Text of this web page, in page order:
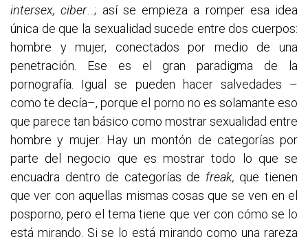
intersex, ciber…; así se empieza a romper esa idea
única de que la sexualidad sucede entre dos cuerpos:
hombre y mujer, conectados por medio de una
penetración. Ese es el gran paradigma de la
pornografía. Igual se pueden hacer salvedades –
como te decía–, porque el porno no es solamante eso
que parece tan básico como mostrar sexualidad entre
hombre y mujer. Hay un montón de categorías por
parte del negocio que es mostrar todo lo que se
encuadra dentro de categorías de freak, que tienen
que ver con aquellas mismas cosas que se ven en el
posporno, pero el tema tiene que ver con cómo se lo
está mirando. Si se lo está mirando como una rareza